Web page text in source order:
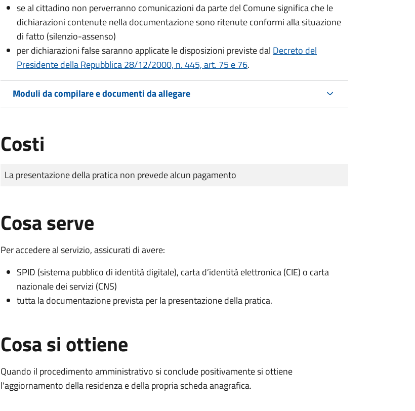
se al cittadino non perverranno comunicazioni da parte del Comune significa che le
dichiarazioni contenute nella documentazione sono ritenute conformi alla situazione
di fatto (silenzio-assenso)
per dichiarazioni false saranno applicate le disposizioni previste dal Decreto del
Presidente della Repubblica 28/12/2000, n. 445, art. 75 e 76.
Moduli da compilare e documenti da allegare
Costi
Tipo di pagamento
Importo
La presentazione della pratica non prevede alcun pagamento
Cosa serve
Per accedere al servizio, assicurati di avere:
SPID (sistema pubblico di identità digitale), carta d’identità elettronica (CIE) o carta
nazionale dei servizi (CNS)
tutta la documentazione prevista per la presentazione della pratica.
Cosa si ottiene
Quando il procedimento amministrativo si conclude positivamente si ottiene
l'aggiornamento della residenza e della propria scheda anagrafica.